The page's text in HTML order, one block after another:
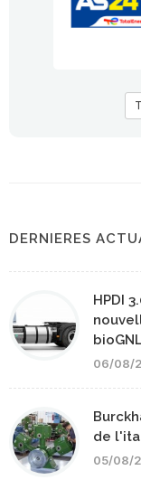
DERNIERES
HPDI
06/08/
de
05/08/